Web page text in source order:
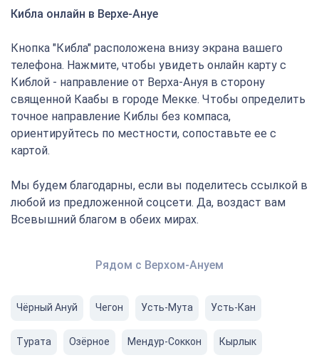
Кибла онлайн в Верхе-Ануе
Кнопка "Кибла" расположена внизу экрана вашего
телефона. Нажмите, чтобы увидеть онлайн карту с
Киблой - направление от Верха-Ануя в сторону
священной Каабы в городе Мекке. Чтобы определить
точное направление Киблы без компаса,
ориентируйтесь по местности, сопоставьте ее с
картой.
Мы будем благодарны, если вы поделитесь ссылкой в
любой из предложенной соцсети. Да, воздаст вам
Всевышний благом в обеих мирах.
Рядом с Верхом-Ануем
Чёрный Ануй Чегон Усть-Мута Усть-Кан
Турата Озёрнoe Мендур-Соккон Кырлык